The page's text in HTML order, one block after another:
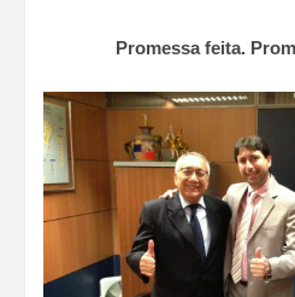
Promessa feita.